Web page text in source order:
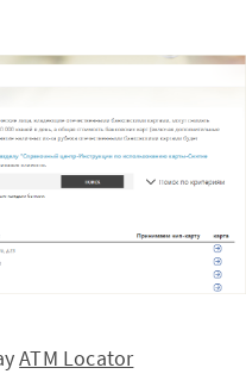
ATM Locator